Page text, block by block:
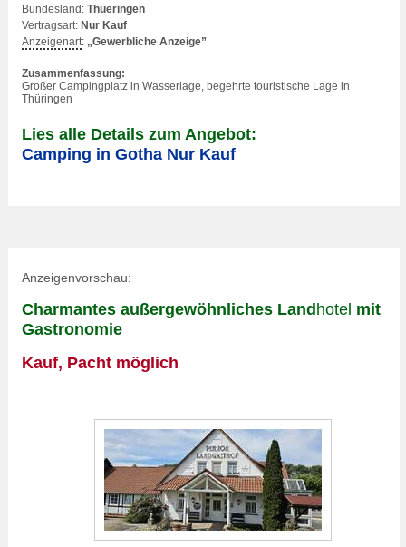
Bundesland: Thueringen
Vertragsart: Nur Kauf
Anzeigenart: „Gewerbliche Anzeige”
Zusammenfassung:
Großer Campingplatz in Wasserlage, begehrte touristische Lage in
Thüringen
Lies alle Details zum Angebot:
Camping in Gotha Nur Kauf
Anzeigenvorschau:
Charmantes außergewöhnliches Landhotel mit
Gastronomie
Kauf, Pacht möglich